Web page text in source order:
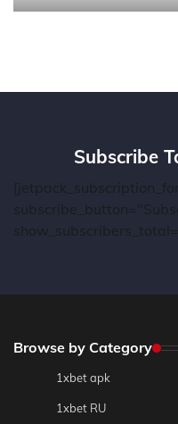
Subscribe
Browse by Category
1xbet apk
1xbet RU